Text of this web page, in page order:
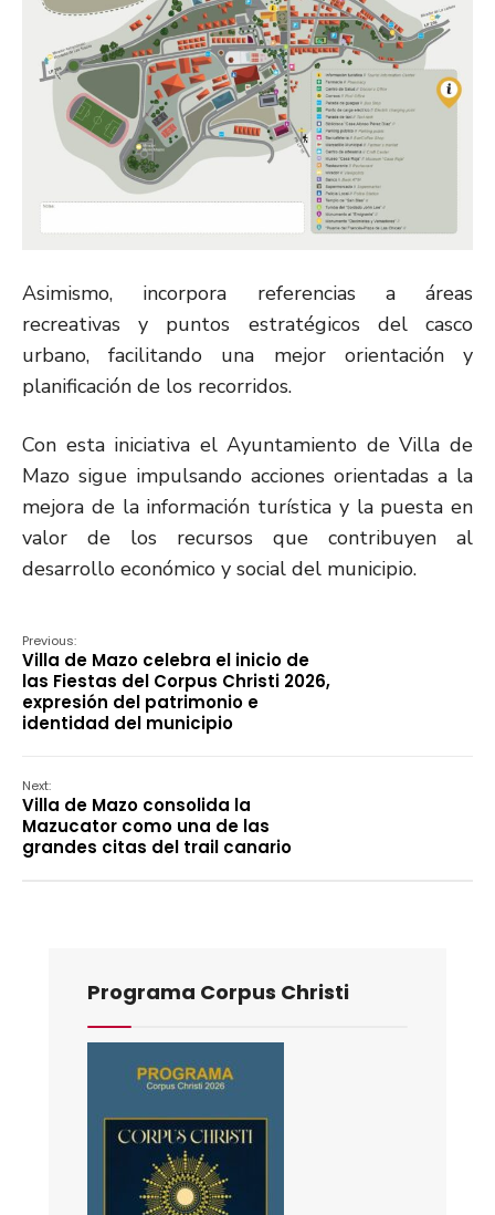
Asimismo, incorpora referencias a áreas
recreativas y puntos estratégicos del casco
urbano, facilitando una mejor orientación y
planificación de los recorridos.
Con esta iniciativa el Ayuntamiento de Villa de
Mazo sigue impulsando acciones orientadas a la
mejora de la información turística y la puesta en
valor de los recursos que contribuyen al
desarrollo económico y social del municipio.
Previous:
Villa de Mazo celebra el inicio de
las Fiestas del Corpus Christi 2026,
expresión del patrimonio e
identidad del municipio
Next:
Villa de Mazo consolida la
Mazucator como una de las
grandes citas del trail canario
Programa Corpus Christi